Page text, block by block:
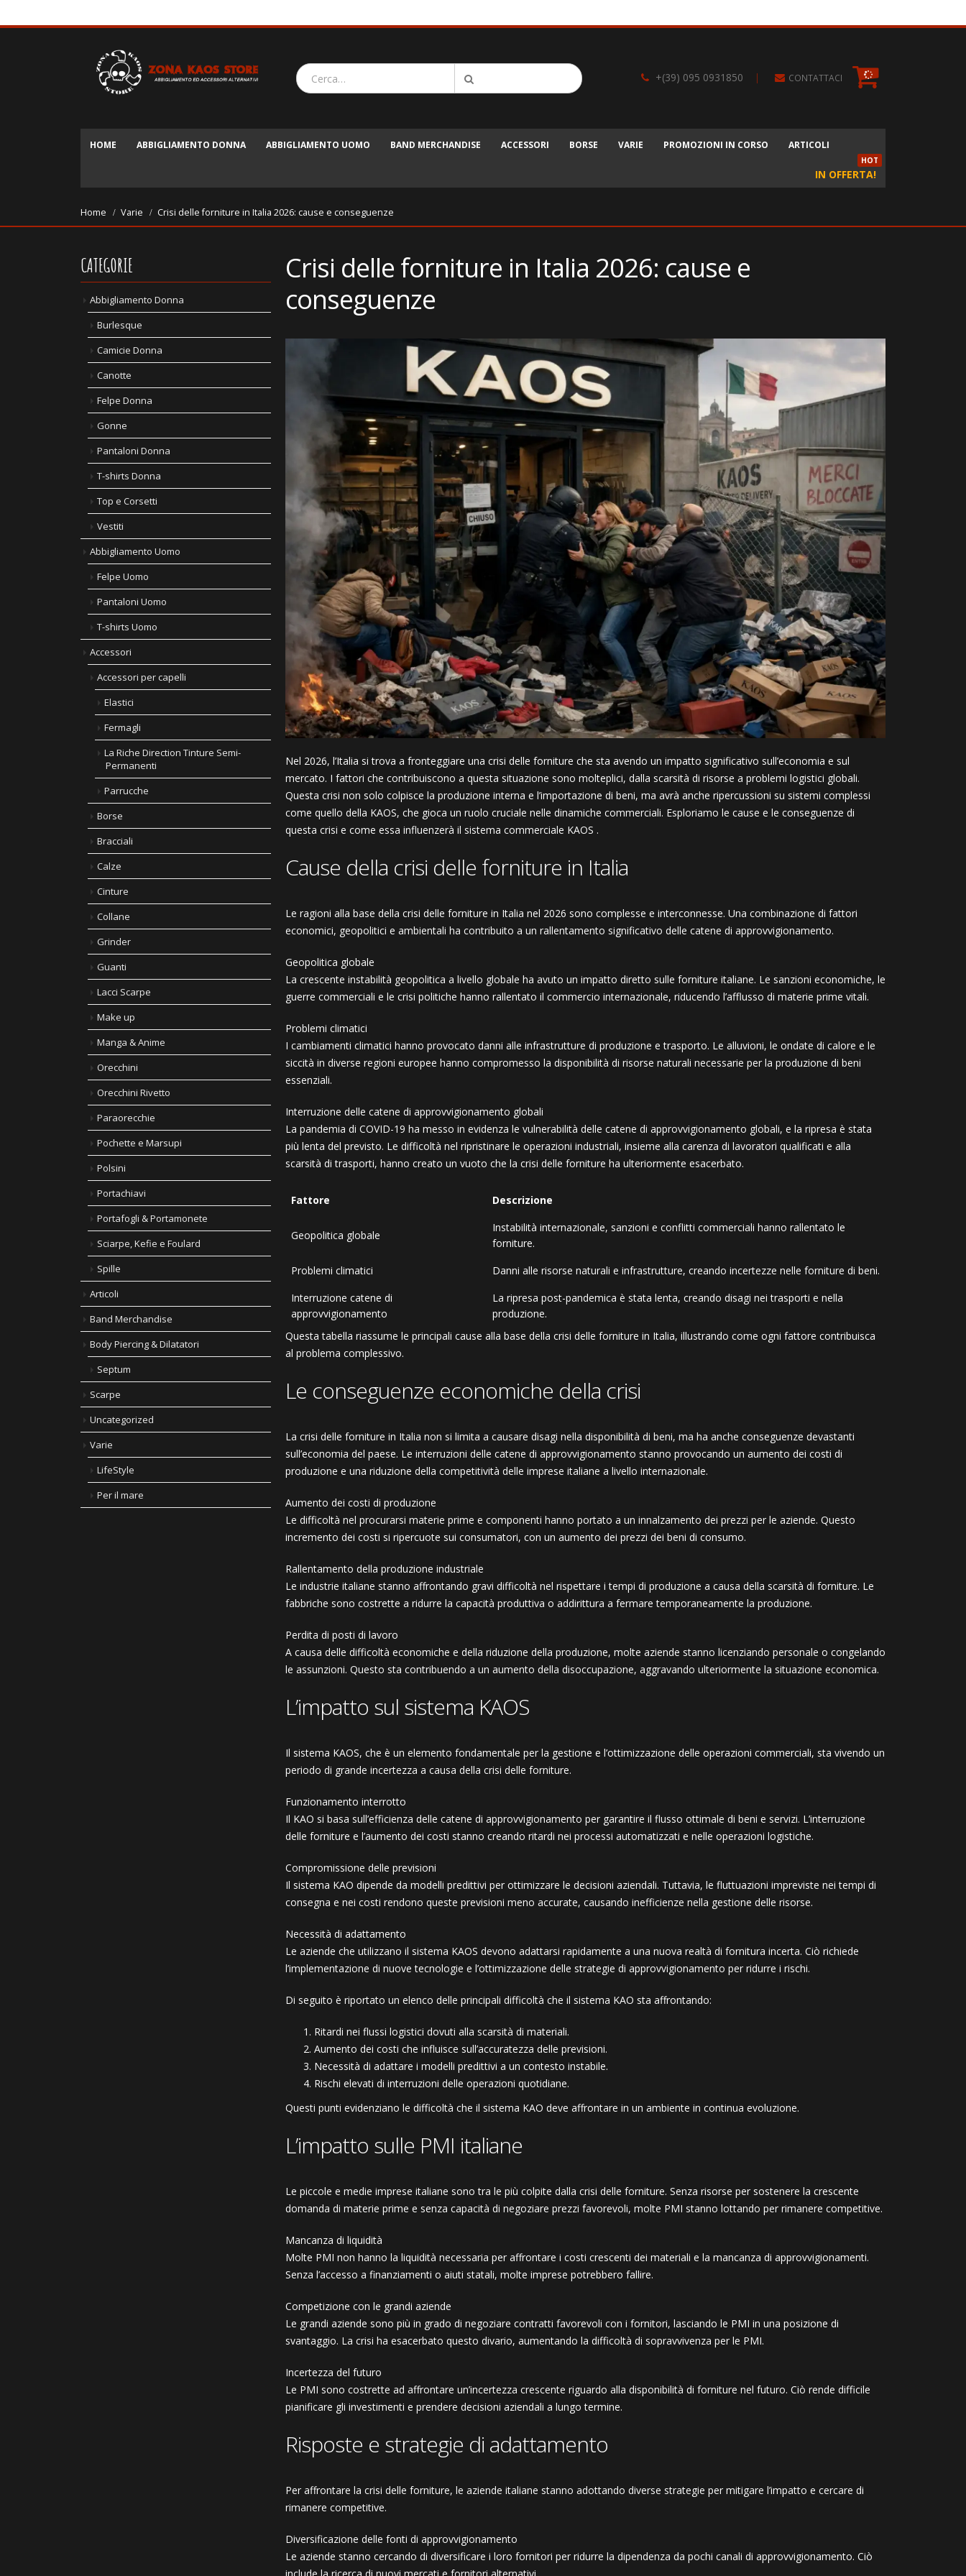
+(39) 095 0931850 | CONTATTACI
HOME ABBIGLIAMENTO DONNA ABBIGLIAMENTO UOMO BAND MERCHANDISE ACCESSORI BORSE VARIE PROMOZIONI IN CORSO ARTICOLI
IN OFFERTA!
HOT
Home Varie Crisi delle forniture in Italia 2026: cause e conseguenze
Crisi delle forniture in Italia 2026: cause e
conseguenze
Nel 2026, l’Italia si trova a fronteggiare una crisi delle forniture che sta avendo un impatto significativo sull’economia e sul
mercato. I fattori che contribuiscono a questa situazione sono molteplici, dalla scarsità di risorse a problemi logistici globali.
Questa crisi non solo colpisce la produzione interna e l’importazione di beni, ma avrà anche ripercussioni su sistemi complessi
come quello della KAOS, che gioca un ruolo cruciale nelle dinamiche commerciali. Esploriamo le cause e le conseguenze di
questa crisi e come essa influenzerà il sistema commerciale KAOS .
Cause della crisi delle forniture in Italia
Le ragioni alla base della crisi delle forniture in Italia nel 2026 sono complesse e interconnesse. Una combinazione di fattori
economici, geopolitici e ambientali ha contribuito a un rallentamento significativo delle catene di approvvigionamento.
Geopolitica globale
La crescente instabilità geopolitica a livello globale ha avuto un impatto diretto sulle forniture italiane. Le sanzioni economiche, le
guerre commerciali e le crisi politiche hanno rallentato il commercio internazionale, riducendo l’afflusso di materie prime vitali.
Problemi climatici
I cambiamenti climatici hanno provocato danni alle infrastrutture di produzione e trasporto. Le alluvioni, le ondate di calore e le
siccità in diverse regioni europee hanno compromesso la disponibilità di risorse naturali necessarie per la produzione di beni
essenziali.
Interruzione delle catene di approvvigionamento globali
La pandemia di COVID-19 ha messo in evidenza le vulnerabilità delle catene di approvvigionamento globali, e la ripresa è stata
più lenta del previsto. Le difficoltà nel ripristinare le operazioni industriali, insieme alla carenza di lavoratori qualificati e alla
scarsità di trasporti, hanno creato un vuoto che la crisi delle forniture ha ulteriormente esacerbato.
Fattore Descrizione
Geopolitica globale
Instabilità internazionale, sanzioni e conflitti commerciali hanno rallentato le
forniture.
Problemi climatici
Danni alle risorse naturali e infrastrutture, creando incertezze nelle forniture di beni.
Interruzione catene di
approvvigionamento
La ripresa post-pandemica è stata lenta, creando disagi nei trasporti e nella
produzione.
Questa tabella riassume le principali cause alla base della crisi delle forniture in Italia, illustrando come ogni fattore contribuisca
al problema complessivo.
Le conseguenze economiche della crisi
La crisi delle forniture in Italia non si limita a causare disagi nella disponibilità di beni, ma ha anche conseguenze devastanti
sull’economia del paese. Le interruzioni delle catene di approvvigionamento stanno provocando un aumento dei costi di
produzione e una riduzione della competitività delle imprese italiane a livello internazionale.
Aumento dei costi di produzione
Le difficoltà nel procurarsi materie prime e componenti hanno portato a un innalzamento dei prezzi per le aziende. Questo
incremento dei costi si ripercuote sui consumatori, con un aumento dei prezzi dei beni di consumo.
Rallentamento della produzione industriale
Le industrie italiane stanno affrontando gravi difficoltà nel rispettare i tempi di produzione a causa della scarsità di forniture. Le
fabbriche sono costrette a ridurre la capacità produttiva o addirittura a fermare temporaneamente la produzione.
Perdita di posti di lavoro
A causa delle difficoltà economiche e della riduzione della produzione, molte aziende stanno licenziando personale o congelando
le assunzioni. Questo sta contribuendo a un aumento della disoccupazione, aggravando ulteriormente la situazione economica.
L’impatto sul sistema KAOS
Il sistema KAOS, che è un elemento fondamentale per la gestione e l’ottimizzazione delle operazioni commerciali, sta vivendo un
periodo di grande incertezza a causa della crisi delle forniture.
Funzionamento interrotto
Il KAO si basa sull’efficienza delle catene di approvvigionamento per garantire il flusso ottimale di beni e servizi. L’interruzione
delle forniture e l’aumento dei costi stanno creando ritardi nei processi automatizzati e nelle operazioni logistiche.
Compromissione delle previsioni
Il sistema KAO dipende da modelli predittivi per ottimizzare le decisioni aziendali. Tuttavia, le fluttuazioni impreviste nei tempi di
consegna e nei costi rendono queste previsioni meno accurate, causando inefficienze nella gestione delle risorse.
Necessità di adattamento
Le aziende che utilizzano il sistema KAOS devono adattarsi rapidamente a una nuova realtà di fornitura incerta. Ciò richiede
l’implementazione di nuove tecnologie e l’ottimizzazione delle strategie di approvvigionamento per ridurre i rischi.
Di seguito è riportato un elenco delle principali difficoltà che il sistema KAO sta affrontando:
Ritardi nei flussi logistici dovuti alla scarsità di materiali.
Aumento dei costi che influisce sull’accuratezza delle previsioni.
Necessità di adattare i modelli predittivi a un contesto instabile.
Rischi elevati di interruzioni delle operazioni quotidiane.
Questi punti evidenziano le difficoltà che il sistema KAO deve affrontare in un ambiente in continua evoluzione.
L’impatto sulle PMI italiane
Le piccole e medie imprese italiane sono tra le più colpite dalla crisi delle forniture. Senza risorse per sostenere la crescente
domanda di materie prime e senza capacità di negoziare prezzi favorevoli, molte PMI stanno lottando per rimanere competitive.
Mancanza di liquidità
Molte PMI non hanno la liquidità necessaria per affrontare i costi crescenti dei materiali e la mancanza di approvvigionamenti.
Senza l’accesso a finanziamenti o aiuti statali, molte imprese potrebbero fallire.
Competizione con le grandi aziende
Le grandi aziende sono più in grado di negoziare contratti favorevoli con i fornitori, lasciando le PMI in una posizione di
svantaggio. La crisi ha esacerbato questo divario, aumentando la difficoltà di sopravvivenza per le PMI.
Incertezza del futuro
Le PMI sono costrette ad affrontare un’incertezza crescente riguardo alla disponibilità di forniture nel futuro. Ciò rende difficile
pianificare gli investimenti e prendere decisioni aziendali a lungo termine.
Risposte e strategie di adattamento
Per affrontare la crisi delle forniture, le aziende italiane stanno adottando diverse strategie per mitigare l’impatto e cercare di
rimanere competitive.
Diversificazione delle fonti di approvvigionamento
Le aziende stanno cercando di diversificare i loro fornitori per ridurre la dipendenza da pochi canali di approvvigionamento. Ciò
CATEGORIE
Abbigliamento Donna
Burlesque
Camicie Donna
Canotte
Felpe Donna
Gonne
Pantaloni Donna
T-shirts Donna
Top e Corsetti
Vestiti
Abbigliamento Uomo
Felpe Uomo
Pantaloni Uomo
T-shirts Uomo
Accessori
Accessori per capelli
Elastici
Fermagli
La Riche Direction Tinture Semi-
Permanenti
Parrucche
Borse
Bracciali
Calze
Cinture
Collane
Grinder
Guanti
Lacci Scarpe
Make up
Manga & Anime
Orecchini
Orecchini Rivetto
Paraorecchie
Pochette e Marsupi
Polsini
Portachiavi
Portafogli & Portamonete
Sciarpe, Kefie e Foulard
Spille
Articoli
Band Merchandise
Body Piercing & Dilatatori
Septum
Scarpe
Uncategorized
Varie
LifeStyle
Per il mare